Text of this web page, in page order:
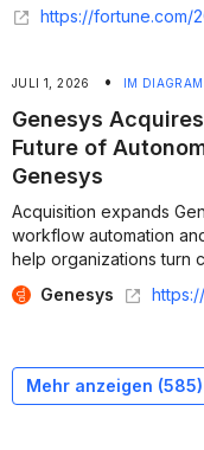
https://fortune.com/2026/07/16/genesys-ceo-ai-customer-
JULI 1, 2026 • IM
Genesys
Future of
Genesys
Acquisition expands
workflow automation
help organizations turn
Genesys
https://www.genesys.com/
Mehr anzeigen (585)